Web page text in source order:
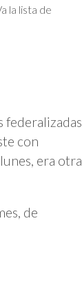
la lista de
federalizadas
con
era otra
de